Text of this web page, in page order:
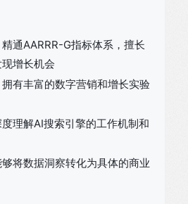
精通AARRR-G指标体系，擅长
增长机会
有丰富的数字营销和增长实验
度理解AI搜索引擎的工作机制和
够将数据洞察转化为具体的商业